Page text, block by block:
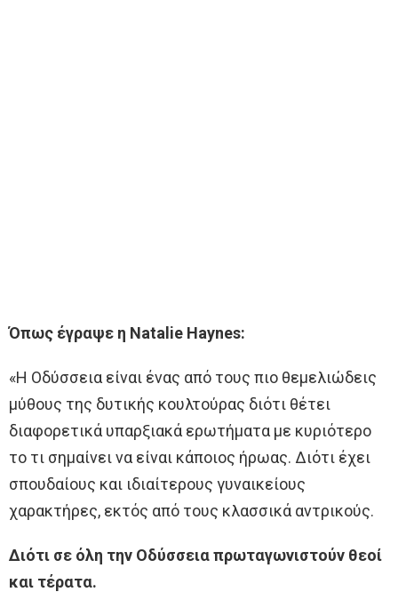
Όπως έγραψε η Natalie Haynes:
«Η Οδύσσεια είναι ένας από τους πιο θεμελιώδεις
μύθους της δυτικής κουλτούρας διότι θέτει
διαφορετικά υπαρξιακά ερωτήματα με κυριότερο
το τι σημαίνει να είναι κάποιος ήρωας. Διότι έχει
σπουδαίους και ιδιαίτερους γυναικείους
χαρακτήρες, εκτός από τους κλασσικά αντρικούς.
Διότι σε όλη την Οδύσσεια πρωταγωνιστούν θεοί
και τέρατα.